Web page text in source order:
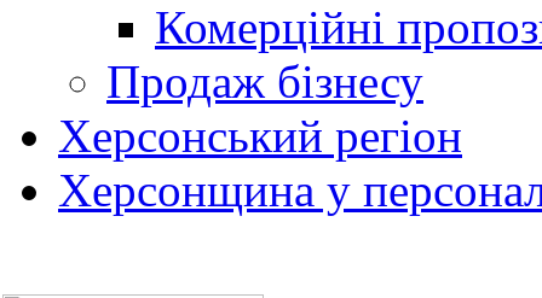
Комерційні
Продаж бізнесу
Херсонський регіон
Херсонщина у